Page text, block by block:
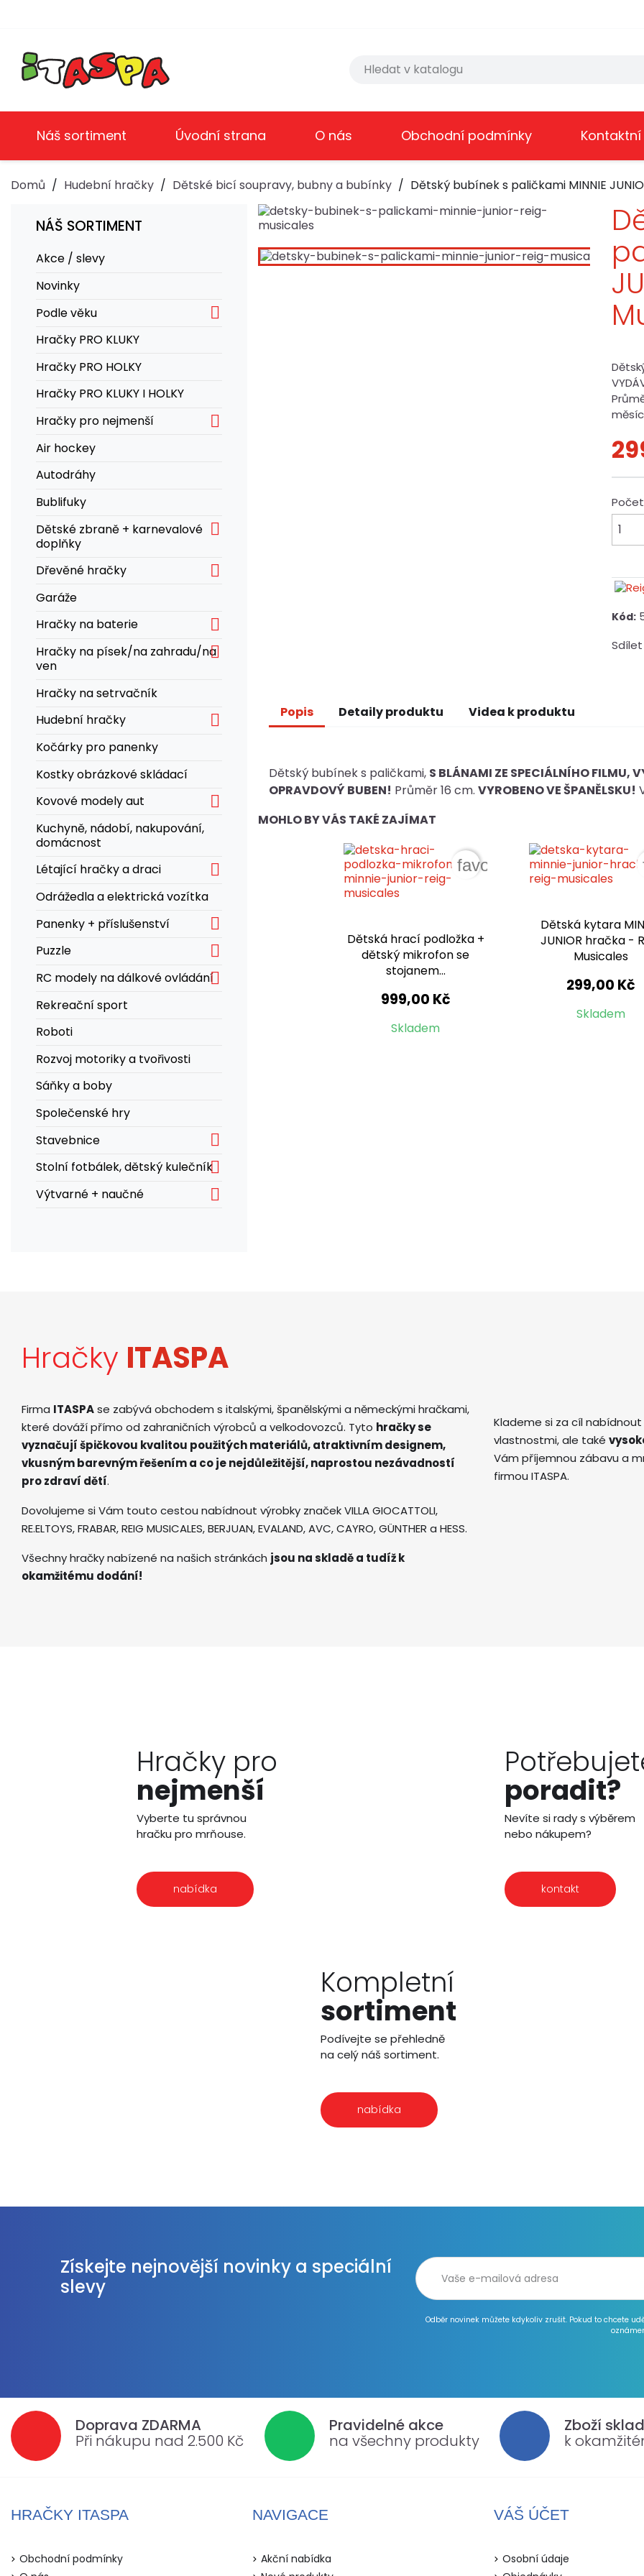
Náš sortiment Úvodní strana O nás Obchodní podmínky
Domů Hudební hračky Dětské bicí soupravy, bubny a bubínky Dětský bubínek s paličkami MINNIE
NÁŠ SORTIMENT
Akce / slevy
Novinky
Podle věku

Hračky PRO KLUKY
Hračky PRO HOLKY
Hračky PRO KLUKY I HOLKY
Hračky pro nejmenší

Air hockey
Autodráhy
Bublifuky
Dětské zbraně + karnevalové
doplňky

Dřevěné hračky 
Garáže
Hračky na baterie

Hračky na písek/na zahradu/na
ven

Hračky na setrvačník
Hudební hračky

Kočárky pro panenky
Kostky obrázkové skládací
Kovové modely aut

Kuchyně, nádobí, nakupování,
domácnost
Létající hračky a draci

Odrážedla a elektrická vozítka
Panenky + příslušenství

Puzzle 
RC modely na dálkové ovládání
Rekreační sport
Roboti
Rozvoj motoriky a tvořivosti
Sáňky a boby
Společenské hry
Stavebnice

Stolní fotbálek, dětský kulečník
Výtvarné + naučné 
Počet
Kód:
Sdílet
Popis Detaily produktu Videa k produktu
Dětský bubínek s paličkami, S BLÁNAMI ZE SPECIÁLNÍHO FILMU,
OPRAVDOVÝ BUBEN! Průměr 16 cm. VYROBENO VE ŠPANĚLSKU!
MOHLO BY VÁS TAKÉ ZAJÍMAT
Dětská hrací podložka +
dětský mikrofon se
stojanem...
999,00 Kč
Skladem
favorite_border
Dětská kytara
JUNIOR hračka -
Musicales
299,00 Kč
Skladem
Hračky ITASPA
Firma ITASPAse zabývá obchodem s italskými, španělskými a německými hračkami,
které dováží přímo od zahraničních výrobců a velkodovozců. Tyto hračky se
vyznačují špičkovou kvalitou použitých materiálů, atraktivním designem,
vkusným barevným řešením a co je nejdůležitější, naprostou nezávadností
pro zdraví dětí.
Dovolujeme si Vám touto cestou nabídnout výrobky značek VILLA GIOCATTOLI,
RE.ELTOYS, FRABAR, REIG MUSICALES, BERJUAN, EVALAND, AVC, CAYRO, GÜNTHER a HESS.
Všechny hračky nabízené na našich stránkách jsou na skladě a tudíž k
okamžitému dodání!
Klademe si za cíl
vlastnostmi, ale také
Vám příjemnou zábavu a
firmou ITASPA.
Hračky pro
nejmenší
Vyberte tu správnou
hračku pro mrňouse.
nabídka
poradit?
Nevíte si rady s výběrem
nebo nákupem?
kontakt
Kompletní
sortiment
Podívejte se přehledně
na celý náš sortiment.
nabídka
Získejte nejnovější novinky a speciální
slevy
Odběr novinek můžete kdykoliv zrušit. Pokud to chcete
Doprava ZDARMA
Při nákupu nad 2.500 Kč
Pravidelné akce
na všechny produkty
Zboží
k
HRAČKY ITASPA
Obchodní podmínky
NAVIGACE
Akční nabídka
VÁŠ ÚČET
Osobní údaje